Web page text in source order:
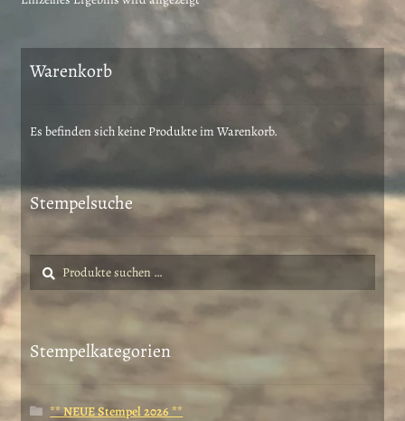
Warenkorb
Es befinden sich keine Produkte im Warenkorb.
Stempelsuche
Suche
nach:
Suchen
Stempelkategorien
** NEUE Stempel 2026 **